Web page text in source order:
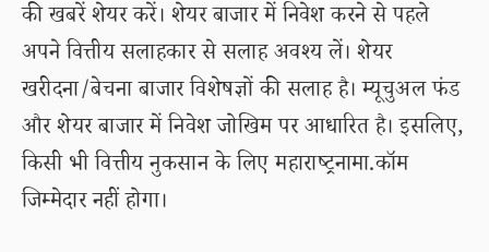
की खबरें शेयर करें। शेयर बाजार में निवेश करने से पहले
अपने वित्तीय सलाहकार से सलाह अवश्य लें। शेयर
खरीदना/बेचना बाजार विशेषज्ञों की सलाह है। म्यूचुअल फंड
और शेयर बाजार में निवेश जोखिम पर आधारित है। इसलिए,
किसी भी वित्तीय नुकसान के लिए महाराष्ट्रनामा.कॉम
जिम्मेदार नहीं होगा।